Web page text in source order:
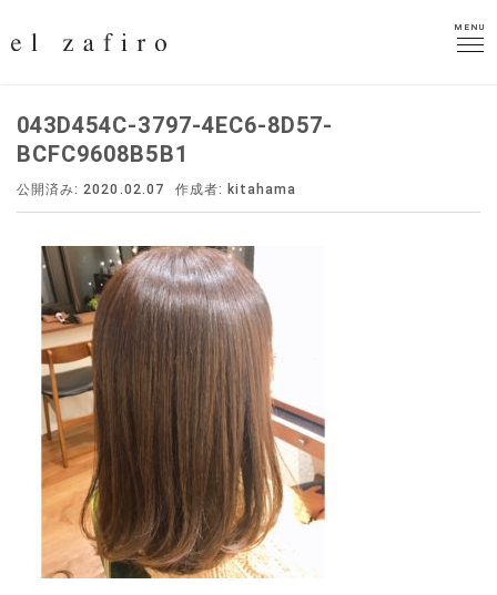
MENU
MENU
043D454C-3797-4EC6-8D57-
BCFC9608B5B1
公開済み: 2020.02.07 作成者: kitahama